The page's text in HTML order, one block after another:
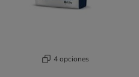
4 opciones